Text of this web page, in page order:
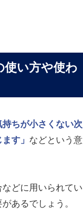
使い方や使わ
持ちが小さくない次
す」 などという意
どに用いられてい
あるでしょう。